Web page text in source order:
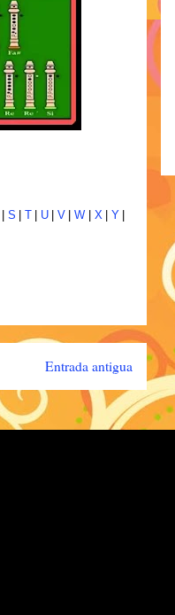
S T U V W X Y
Entrada antigua